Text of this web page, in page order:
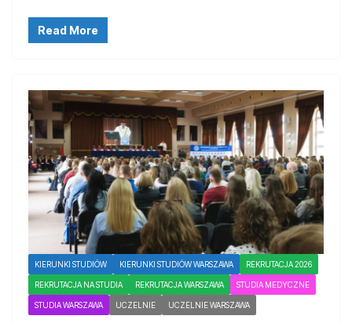
Read More
KIERUNKI STUDIÓW KIERUNKI STUDIÓW WARSZAWA REKRUTACJA 2026
REKRUTACJA NA STUDIA REKRUTACJA WARSZAWA STUDIA MEDYCZNE
STUDIA WARSZAWA UCZELNIE UCZELNIE WARSZAWA